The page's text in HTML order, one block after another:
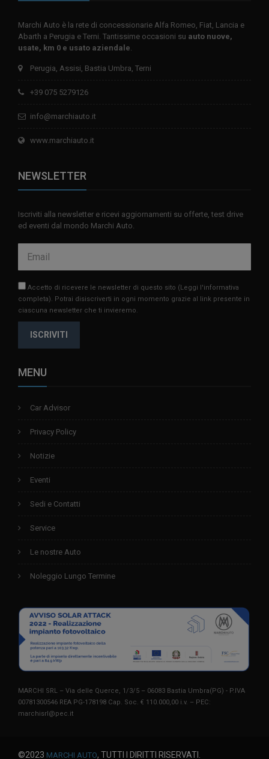
Marchi Auto è la rete di concessionarie Alfa Romeo, Fiat, Lancia e
Abarth a Perugia e Terni. Tantissime occasioni su auto nuove,
usate, km 0 e usato aziendale
Perugia, Assisi, Bastia Umbra, Terni
+39 075 5279126
info@marchiauto.it
www.marchiauto.it
NEWSLETTER
Iscriviti alla newsletter e ricevi aggiornamenti su offerte, test drive
ed eventi dal mondo Marchi Auto.
Accetto di ricevere le newsletter di questo sito (Leggi l'informativa
completa) . Potrai disiscriverti in ogni momento grazie al link presente in
ciascuna newsletter che ti invieremo.
ISCRIVITI
MENU
Car Advisor
Privacy Policy
Notizie
Eventi
Sedi e Contatti
Service
Le nostre Auto
Noleggio Lungo Termine
MARCHI SRL – Via delle Querce, 1/3/5 – 06083 Bastia Umbra(PG) - P.IVA
00781300546 REA PG-178198 Cap. Soc. € 110.000,00 i.v. – PEC:
marchisrl@pec.it
©2023 MARCHI AUTO, TUTTI I DIRITTI RISERVATI.